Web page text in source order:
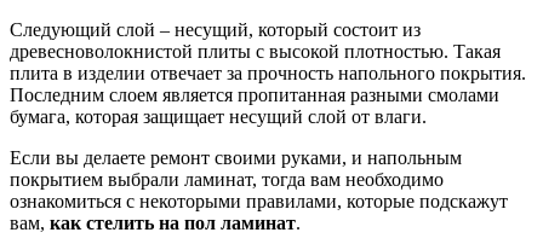
Следующий слой – несущий, который состоит из
древесноволокнистой плиты с высокой плотностью. Такая
плита в изделии отвечает за прочность напольного покрытия.
Последним слоем является пропитанная разными смолами
бумага, которая защищает несущий слой от влаги.
Если вы делаете ремонт своими руками, и напольным
покрытием выбрали ламинат, тогда вам необходимо
ознакомиться с некоторыми правилами, которые подскажут
вам, как стелить на пол ламинат.